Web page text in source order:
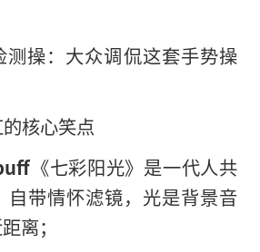
测操：大众调侃这套手势操
核心笑点
《七彩阳光》是一代人共
自带情怀滤镜，光是背景音
离；